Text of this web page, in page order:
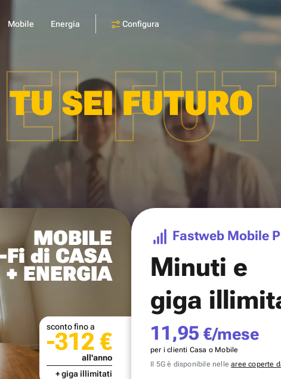
Mobile Energia Configura
TU SEI FUTURO
MOBILE
Fi di CASA
+ ENERGIA
sconto fino a
-312 €
all'anno
+ giga illimitati
Fastweb Mobile
Minuti e
giga
11,95 €/mese
per i clienti Casa o Mobile
Il 5G è disponibile nellearee coperte